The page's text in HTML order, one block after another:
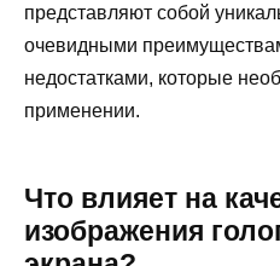
представляют собой
очевидными
недостатками, которые
применении.
Что влияет на
изображения